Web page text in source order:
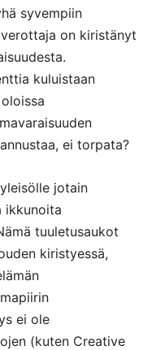
syvempiin
on kiristänyt
kuluistaan
ei torpata?
jotain
ikkunoita
tuuletusaukot
kiristyessä,
ei ole
(kuten Creative